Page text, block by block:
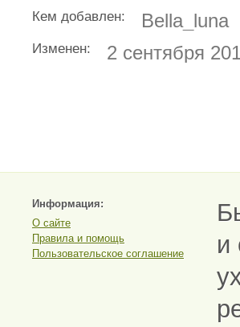
Кем добавлен: Bella_luna
Изменен: 2 сентября
Информация:
О сайте
Правила и помощь
Пользовательское соглашение
и